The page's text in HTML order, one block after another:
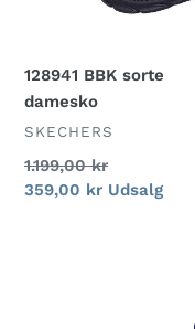
128941 BBK sorte
damesko
FORHANDLER
SKECHERS
Normalpris
1.199,00 kr
Udsalgspris
359,00 kr Udsalg